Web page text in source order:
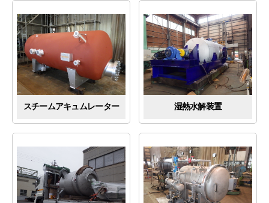
スチームアキュムレーター 湿熱水解装置